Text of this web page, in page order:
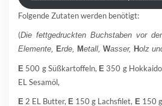
Folgende Zutaten werden benötigt:
(Die fettgedruckten Buchstaben vor
Elemente, Erde, Metall, Wasser, Holz
E 500 g Süßkartoffeln, E 350 g
EL Sesamöl,
E 2 EL Butter, E 150 g Lachsfilet, E 150